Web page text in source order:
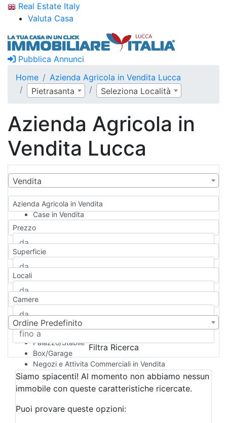
Real Estate Italy
Valuta Casa
Pubblica Annunci
Home
Azienda Agricola in Vendita Lucca
Pietrasanta
Seleziona Località
Azienda Agricola in
Vendita Lucca
Vendita
Azienda Agricola in Vendita
Case in Vendita
Qualsiasi
Appartamento
Casa indipendente
Casa Semi-indipendente
Attico/Mansarda
Rustico/Casale
Camera d'Albergo
Multiproprietà
Palazzo/Stabile
Box/Garage
Negozi e Attivita Commerciali in Vendita
Qualsiasi
Attività/Licenza Commerciale
Azienda Agricola
Bar/Ristorante
Prezzo
Superficie
Locali
Camere
Ordine Predefinito
Filtra Ricerca
Siamo spiacenti! Al momento non abbiamo nessun
immobile con queste caratteristiche ricercate.
Puoi provare queste opzioni: